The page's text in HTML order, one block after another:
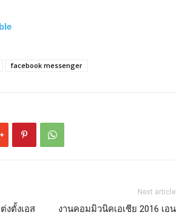
facebook messenger
งตั้งเอส
Next article
งานคอมมิวนิคเอเชีย 2016 เอน